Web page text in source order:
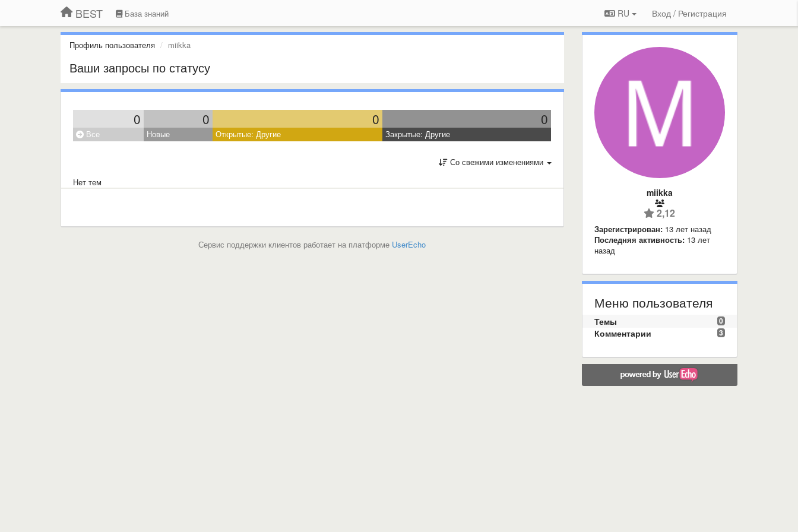
BEST База знаний RU Вход / Регистрация
Профиль пользователя miikka
Ваши запросы по статусу
0 0 0 0
Все Новые Открытые: Другие Закрытые: Другие
Со свежими изменениями
Нет тем
Сервис поддержки клиентов работает на платформе UserEcho
miikka
2,12
Зарегистрирован: 13 лет назад
Последняя активность: 13 лет
назад
Меню пользователя
0
Темы
3
Комментарии